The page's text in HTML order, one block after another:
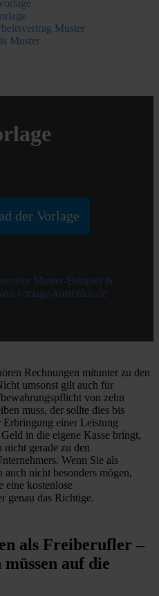
Muster
Muster
der Vorlage
Rechnungen mitunter zu den
umsonst gilt auch für
von zehn
muss, der sollte dies bis
Erbringung einer Leistung
in die eigene Kasse bringt,
nicht gerade zu den
Wenn Sie als
nicht besonders mögen,
eine kostenlose
genau das Richtige.
als Freiberufler –
auf die